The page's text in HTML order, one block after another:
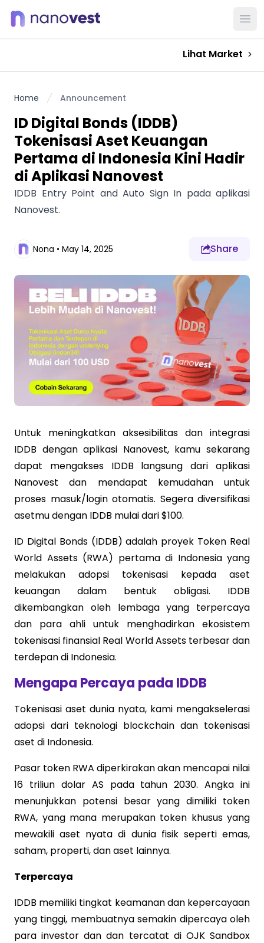
Lihat Market
Home Announcement
ID Digital Bonds (IDDB)
Tokenisasi Aset Keuangan
Pertama di Indonesia Kini Hadir
di Aplikasi Nanovest
IDDB Entry Point and Auto Sign In pada aplikasi
Nanovest.
Nona • May 14, 2025 Share
Untuk meningkatkan aksesibilitas dan integrasi
IDDB dengan aplikasi Nanovest, kamu sekarang
dapat mengakses IDDB langsung dari aplikasi
Nanovest dan mendapat kemudahan untuk
proses masuk/login otomatis. Segera diversifikasi
asetmu dengan IDDB mulai dari $100.
ID Digital Bonds (IDDB) adalah proyek Token Real
World Assets (RWA) pertama di Indonesia yang
melakukan adopsi tokenisasi kepada aset
keuangan dalam bentuk obligasi. IDDB
dikembangkan oleh lembaga yang terpercaya
dan para ahli untuk menghadirkan ekosistem
tokenisasi finansial Real World Assets terbesar dan
terdepan di Indonesia.
Mengapa Percaya pada IDDB
Tokenisasi aset dunia nyata, kami mengakselerasi
adopsi dari teknologi blockchain dan tokenisasi
aset di Indonesia.
Pasar token RWA diperkirakan akan mencapai nilai
16 triliun dolar AS pada tahun 2030. Angka ini
menunjukkan potensi besar yang dimiliki token
RWA, yang mana merupakan token khusus yang
mewakili aset nyata di dunia fisik seperti emas,
saham, properti, dan aset lainnya.
Terpercaya
IDDB memiliki tingkat keamanan dan kepercayaan
yang tinggi, membuatnya semakin dipercaya oleh
para investor dan dan tercatat di OJK Sandbox